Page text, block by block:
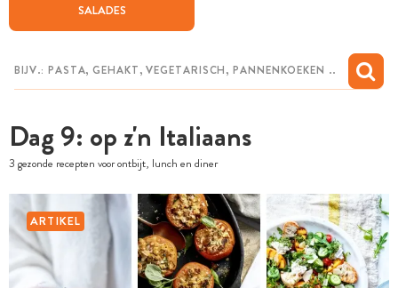
SALADES
Dag 9: op z'n Italiaans
3 gezonde recepten voor ontbijt, lunch en diner
ARTIKEL
CHAT MET MAIA
MIJN BEWAARDE RECEPTEN